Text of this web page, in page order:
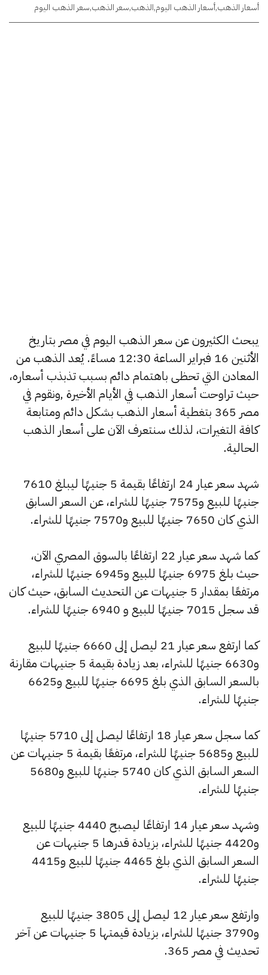
أسعار الذهب,أسعار الذهب اليوم,الذهب,سعر الذهب,سعر الذهب اليوم
يبحث الكثيرون عن سعر الذهب اليوم في مصر بتاريخ
الأثنين 16 فبراير الساعة 12:30 مساءً. يُعد الذهب من
المعادن التي تحظى باهتمام دائم بسبب تذبذب أسعاره،
حيث تراوحت أسعار الذهب في الأيام الأخيرة ,ونقوم في
مصر 365 بتغطية أسعار الذهب بشكل دائم ومتابعة
كافة التغيرات، لذلك سنتعرف الآن على أسعار الذهب
الحالية.
شهد سعر عيار 24 ارتفاعًا بقيمة 5 جنيهًا ليبلغ 7610
جنيهًا للبيع و7575 جنيهًا للشراء، عن السعر السابق
الذي كان 7650 جنيهًا للبيع و7570 جنيهًا للشراء.
كما شهد سعر عيار 22 ارتفاعًا بالسوق المصري الآن،
حيث بلغ 6975 جنيهًا للبيع و6945 جنيهًا للشراء،
مرتفعًا بمقدار 5 جنيهات عن التحديث السابق، حيث كان
قد سجل 7015 جنيهًا للبيع و 6940 جنيهًا للشراء.
كما ارتفع سعر عيار 21 ليصل إلى 6660 جنيهًا للبيع
و6630 جنيهًا للشراء، بعد زيادة بقيمة 5 جنيهات مقارنة
بالسعر السابق الذي بلغ 6695 جنيهًا للبيع و6625
جنيهًا للشراء.
كما سجل سعر عيار 18 ارتفاعًا ليصل إلى 5710 جنيهًا
للبيع و5685 جنيهًا للشراء، مرتفعًا بقيمة 5 جنيهات عن
السعر السابق الذي كان 5740 جنيهًا للبيع و5680
جنيهًا للشراء.
وشهد سعر عيار 14 ارتفاعًا ليصبح 4440 جنيهًا للبيع
و4420 جنيهًا للشراء، بزيادة قدرها 5 جنيهات عن
السعر السابق الذي بلغ 4465 جنيهًا للبيع و4415
جنيهًا للشراء.
وارتفع سعر عيار 12 ليصل إلى 3805 جنيهًا للبيع
و3790 جنيهًا للشراء، بزيادة قيمتها 5 جنيهات عن آخر
تحديث في مصر 365.